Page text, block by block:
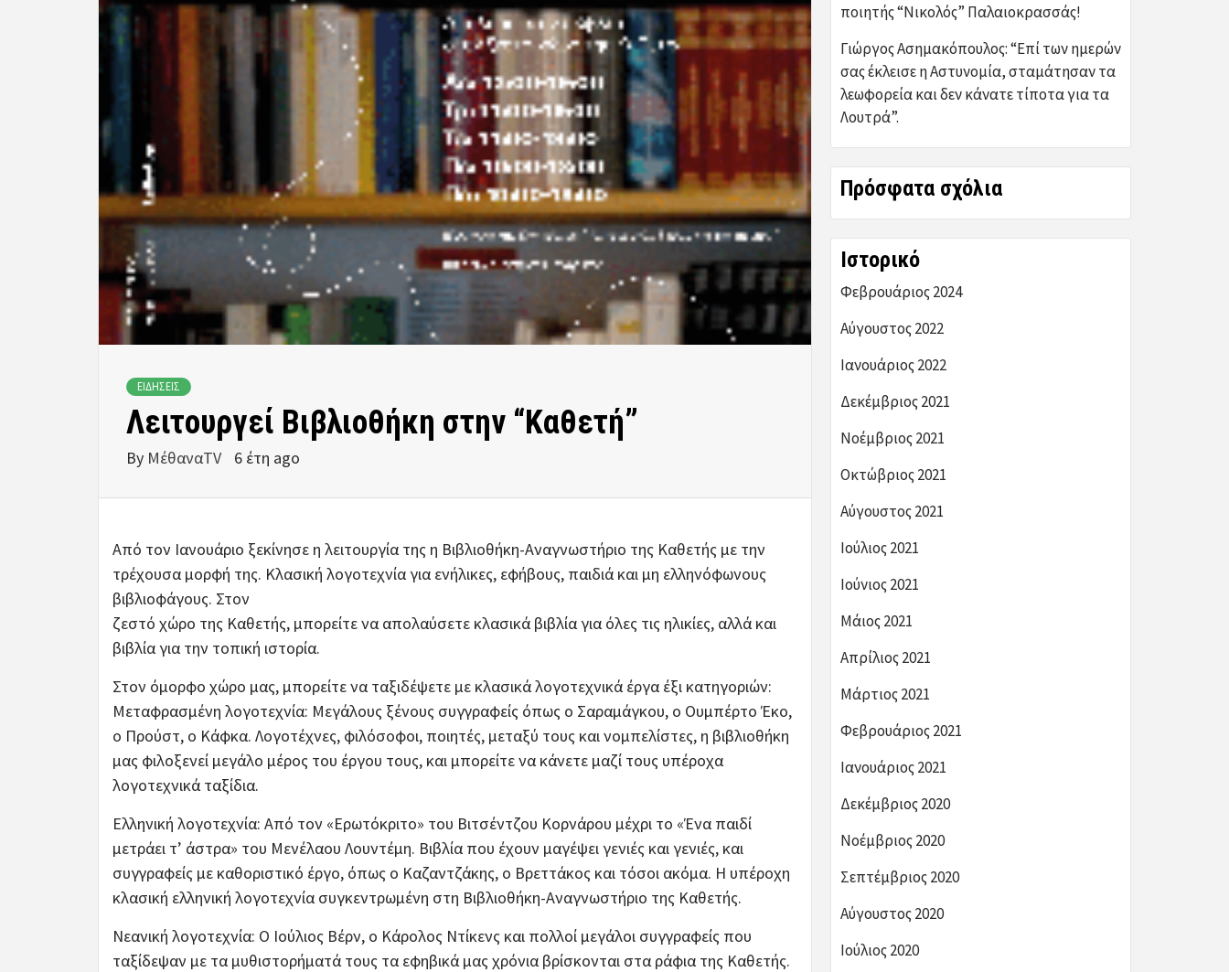
ΕΙΔΗΣΕΙΣ
Λειτουργεί Βιβλιοθήκη στην “Καθετή”
By ΜέθαναTV 6 έτη ago
Από τον Ιανουάριο ξεκίνησε η λειτουργία της η Βιβλιοθήκη-Αναγνωστήριο της Καθετής με την
τρέχουσα μορφή της. Κλασική λογοτεχνία για ενήλικες, εφήβους, παιδιά και μη ελληνόφωνους
βιβλιοφάγους. Στον
ζεστό χώρο της Καθετής, μπορείτε να απολαύσετε κλασικά βιβλία για όλες τις ηλικίες, αλλά και
βιβλία για την τοπική ιστορία.
Στον όμορφο χώρο μας, μπορείτε να ταξιδέψετε με κλασικά λογοτεχνικά έργα έξι κατηγοριών:
Μεταφρασμένη λογοτεχνία: Μεγάλους ξένους συγγραφείς όπως ο Σαραμάγκου, ο Ουμπέρτο Έκο,
ο Προύστ, ο Κάφκα. Λογοτέχνες, φιλόσοφοι, ποιητές, μεταξύ τους και νομπελίστες, η βιβλιοθήκη
μας φιλοξενεί μεγάλο μέρος του έργου τους, και μπορείτε να κάνετε μαζί τους υπέροχα
λογοτεχνικά ταξίδια.
Ελληνική λογοτεχνία: Από τον «Ερωτόκριτο» του Βιτσέντζου Κορνάρου μέχρι το «Ένα παιδί
μετράει τ’ άστρα» του Μενέλαου Λουντέμη. Βιβλία που έχουν μαγέψει γενιές και γενιές, και
συγγραφείς με καθοριστικό έργο, όπως ο Καζαντζάκης, ο Βρεττάκος και τόσοι ακόμα. Η υπέροχη
κλασική ελληνική λογοτεχνία συγκεντρωμένη στη Βιβλιοθήκη-Αναγνωστήριο της Καθετής.
Νεανική λογοτεχνία: Ο Ιούλιος Βέρν, ο Κάρολος Ντίκενς και πολλοί μεγάλοι συγγραφείς που
ταξίδεψαν με τα μυθιστορήματά τους τα εφηβικά μας χρόνια βρίσκονται στα ράφια της Καθετής.
ποιητής “Νικολός” Παλαιοκρασσάς!
Γιώργος Ασημακόπουλος: “Επί των ημερών
σας έκλεισε η Αστυνομία, σταμάτησαν τα
λεωφορεία και δεν κάνατε τίποτα για τα
Λουτρά”.
Πρόσφατα σχόλια
Ιστορικό
Φεβρουάριος 2024
Αύγουστος 2022
Ιανουάριος 2022
Δεκέμβριος 2021
Νοέμβριος 2021
Οκτώβριος 2021
Αύγουστος 2021
Ιούλιος 2021
Ιούνιος 2021
Μάιος 2021
Απρίλιος 2021
Μάρτιος 2021
Φεβρουάριος 2021
Ιανουάριος 2021
Δεκέμβριος 2020
Νοέμβριος 2020
Σεπτέμβριος 2020
Αύγουστος 2020
Ιούλιος 2020